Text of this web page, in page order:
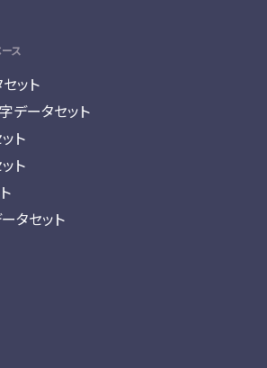
ス
ット
データセット
ト
ト
タセット